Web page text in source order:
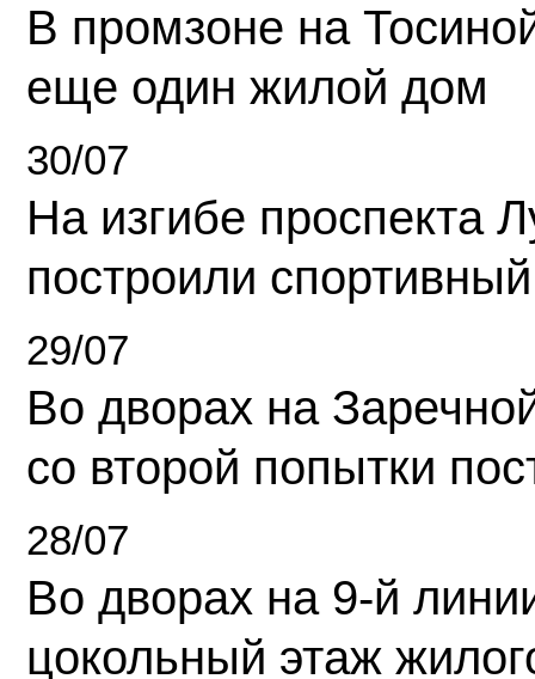
В промзоне на
еще один жилой дом
30/07
На изгибе проспекта
построили
29/07
Во дворах на
со второй попытки
28/07
Во дворах на 9-й
цокольный этаж